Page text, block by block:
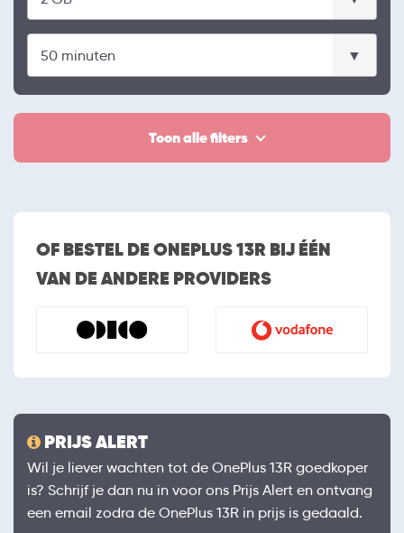
Toon alle filters
OF BESTEL DE ONEPLUS 13R BIJ ÉÉN
VAN DE ANDERE PROVIDERS
PRIJS ALERT
Wil je liever wachten tot de OnePlus 13R goedkoper
is? Schrijf je dan nu in voor ons Prijs Alert en ontvang
een email zodra de OnePlus 13R in prijs is gedaald.